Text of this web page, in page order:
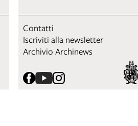
Contatti
Iscriviti alla newsletter
Archivio Archinews